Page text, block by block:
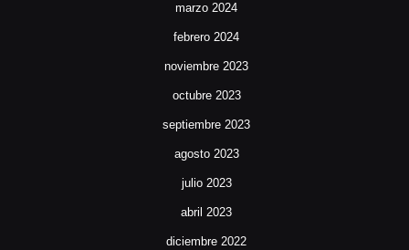
marzo 2024
febrero 2024
noviembre 2023
octubre 2023
septiembre 2023
agosto 2023
julio 2023
abril 2023
diciembre 2022